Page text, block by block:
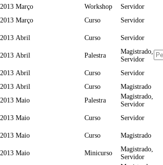
2013 Março Workshop Servidor
2013 Março Curso Servidor
2013 Abril Curso Servidor
2013 Abril Palestra
Magistrado,
Servidor
2013 Abril Curso Servidor
2013 Abril Curso Magistrado
2013 Maio Palestra
Magistrado,
Servidor
2013 Maio Curso Servidor
2013 Maio Curso Magistrado
2013 Maio Minicurso
Magistrado,
Servidor